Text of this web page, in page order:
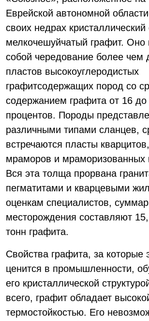
Еврейской автономной
своих недрах
мелкочешуйчатый графит. Оно
собой чередование более чем
пластов высокоуглеродистых
графитсодержащих пород со
содержанием графита от 16 до
процентов. Породы
различными типами сланцев,
встречаются пласты
мраморов и мраморизованных
Вся эта толща прорвана
пегматитами и кварцевыми
оценкам специалистов,
месторождения составляют
тонн графита.
Свойства графита, за которые
ценится в промышленности,
его кристаллической
всего, графит обладает
термостойкостью. Его